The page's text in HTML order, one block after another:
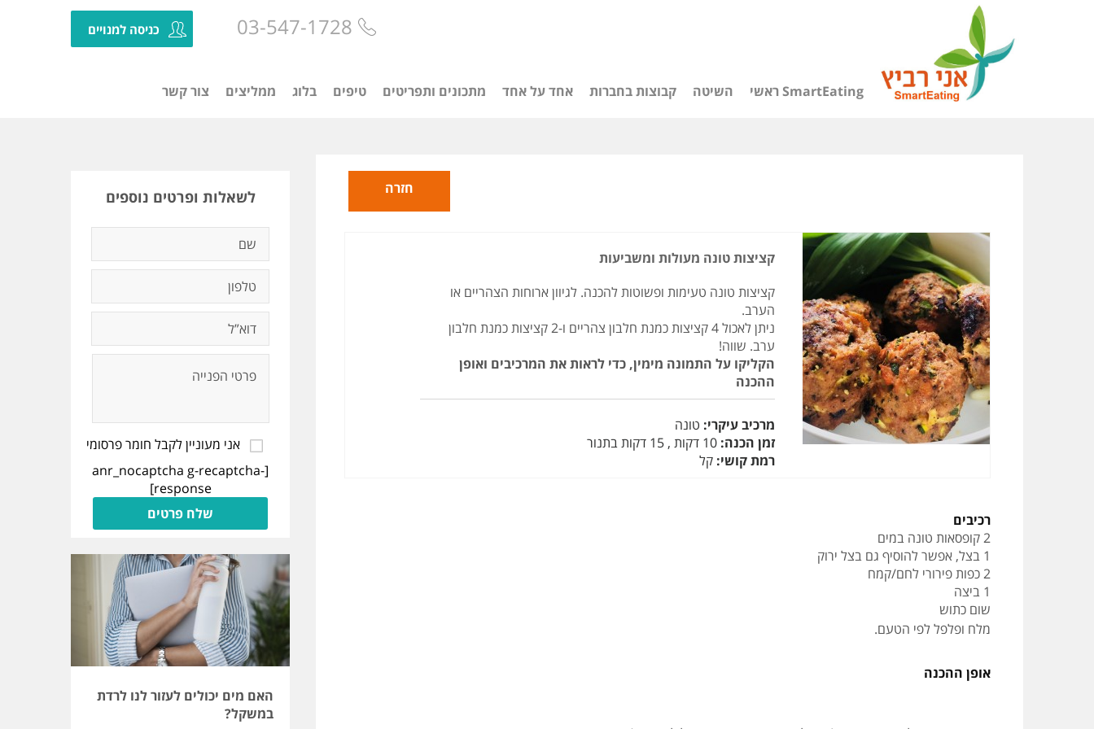
SmartEating ראשי השיטה קבוצות בחברות אחד על אחד מתכונים ותפריטים טיפים בלוג ממליצים צור קשר
03-547-1728 כניסה למנויים
חזרה
קציצות טונה מעולות ומשביעות
קציצות טונה טעימות ופשוטות להכנה. לגיוון ארוחות הצהריים או
הערב.
ניתן לאכול 4 קציצות כמנת חלבון צהריים ו-2 קציצות כמנת חלבון
ערב. שווה!
הקליקו על התמונה מימין, כדי לראות את המרכיבים ואופן
ההכנה
מרכיב עיקרי: טונה
זמן הכנה:
רמת קושי: קל
רכיבים
2 קופסאות טונה במים
1 בצל, אפשר להוסיף גם בצל ירוק
2 כפות פירורי לחם/קמח
1 ביצה
שום כתוש
מלח ופלפל לפי הטעם.
אופן ההכנה
לשאלות ופרטים נוספים
אני מעוניין לקבל חומר פרסומי
[anr_nocaptcha g-recaptcha-
response]
האם מים יכולים לעזור לנו לרדת
במשקל?